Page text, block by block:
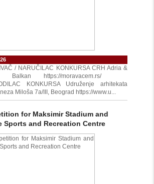
/ NARUČILAC KONKURSA CRH Adria &
Balkan https://moravacem.rs/
KONKURSA Udruženje arhitekata
Miloša 7a/III, Beograd https://www.u...
for Maksimir Stadium and
Sports and Recreation Centre